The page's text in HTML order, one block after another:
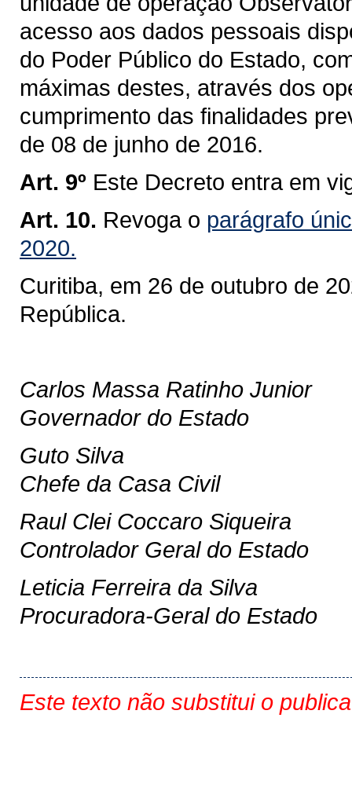
acesso aos dados pessoais
do Poder Público do Estado,
máximas destes, através dos
cumprimento das finalidades
de 08 de junho de 2016.
Art. 9º Este Decreto entra em
Art. 10. Revoga o parágrafo
2020.
Curitiba, em 26 de outubro de
República.
Carlos Massa Ratinho Junior
Governador do Estado
Guto Silva
Chefe da Casa Civil
Raul Clei Coccaro Siqueira
Controlador Geral do Estado
Leticia Ferreira da Silva
Procuradora-Geral do Estado
Este texto não substitui o